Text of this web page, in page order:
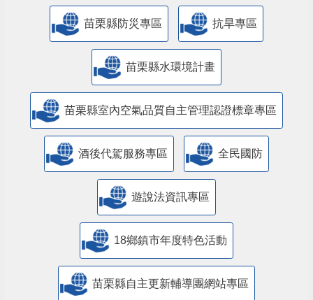
苗栗縣防災專區 抗旱專區
苗栗縣水環境計畫
苗栗縣室內空氣品質自主管理認證標章專區
酒後代駕服務專區 全民國防
遊說法資訊專區
18鄉鎮市年度特色活動
苗栗縣自主更新輔導團網站專區